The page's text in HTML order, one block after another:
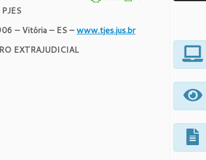
– Vitória – ES –www.tjes.jus.br
EXTRAJUDICIAL